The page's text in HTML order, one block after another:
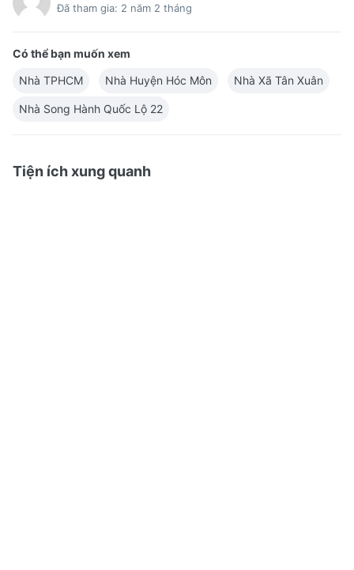
Đã tham gia: 2 năm 2 tháng
Có thể bạn muốn xem
Nhà TPHCM
Nhà Huyện Hóc Môn Nhà Xã Tân Xuân
Nhà Song Hành Quốc Lộ 22
Tiện ích xung quanh